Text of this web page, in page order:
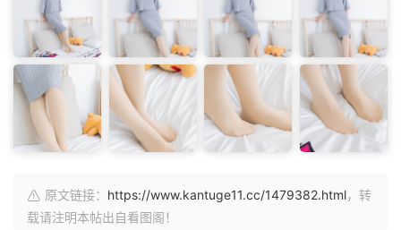
原文链接： https://www.kantuge11.cc/1479382.html，转
载请注明本帖出自看图阁！